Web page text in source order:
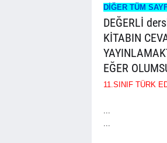
DİĞER TÜM
DEĞERLİ
KİTABIN
EĞER
11.SINIF TÜRK
...
...